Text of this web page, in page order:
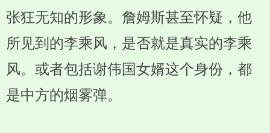
张狂无知的形象。詹姆斯甚至怀疑，他
所见到的李乘风，是否就是真实的李乘
风。或者包括谢伟国女婿这个身份，都
是中方的烟雾弹。